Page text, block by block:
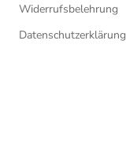
Widerrufsbelehrung
Datenschutzerklärung